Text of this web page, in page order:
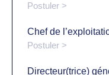
Postuler >
Chef de
Postuler >
Directeur(trice)